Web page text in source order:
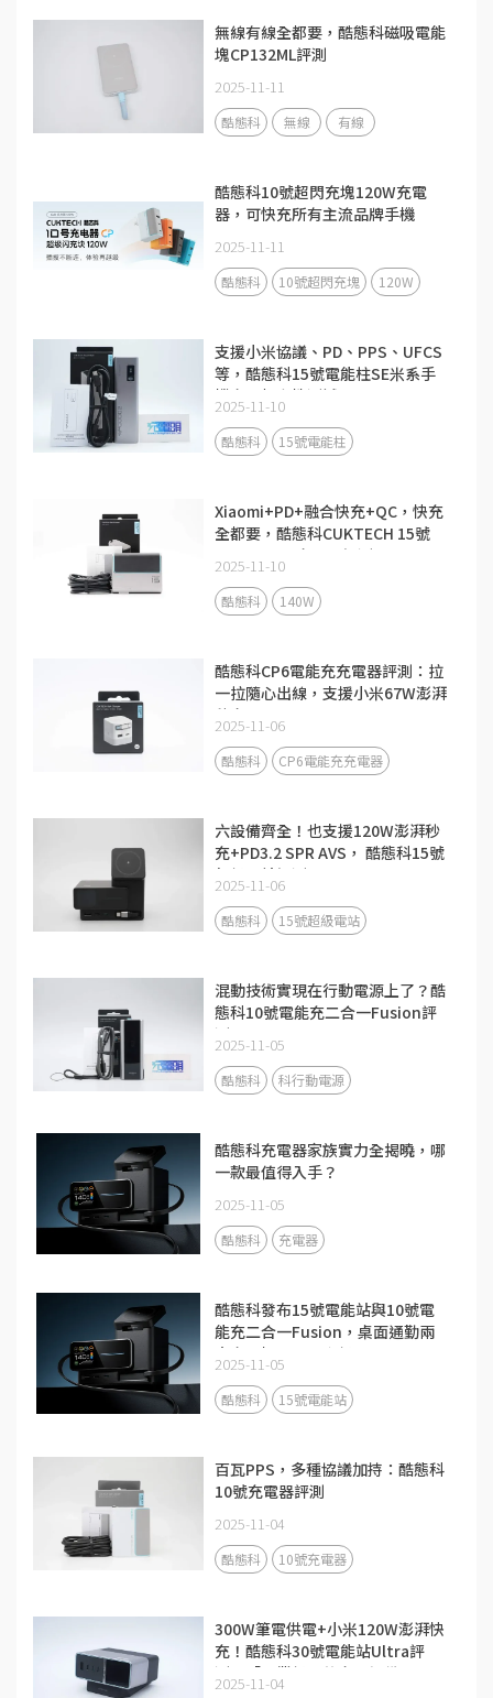
無線有線全都要，酷態科磁吸電能
塊CP132ML評測
2025-11-11
酷態科 無線 有線
酷態科10號超閃充塊120W充電
器，可快充所有主流品牌手機
2025-11-11
酷態科 10號超閃充塊 120W
支援小米協議、PD、PPS、UFCS
等，酷態科15號電能柱SE米系手
機充電相容性測試
2025-11-10
酷態科 15號電能柱
Xiaomi+PD+融合快充+QC，快充
全都要，酷態科CUKTECH 15號
140W 3C1A充電器評測
2025-11-10
酷態科 140W
酷態科CP6電能充充電器評測：拉
一拉隨心出線，支援小米67W澎湃
秒充！
2025-11-06
酷態科 CP6電能充充電器
六設備齊全！也支援120W澎湃秒
充+PD3.2 SPR AVS， 酷態科15號
超級電站評測
2025-11-06
酷態科 15號超級電站
混動技術實現在行動電源上了？酷
態科10號電能充二合一Fusion評
測
2025-11-05
酷態科 科行動電源
酷態科充電器家族實力全揭曉，哪
一款最值得入手？
2025-11-05
酷態科 充電器
酷態科發布15號電能站與10號電
能充二合一Fusion，桌面通勤兩
大充電場景全面升級
2025-11-05
酷態科 15號電能站
百瓦PPS，多種協議加持：酷態科
10號充電器評測
2025-11-04
酷態科 10號充電器
300W筆電供電+小米120W澎湃快
充！酷態科30號電能站Ultra評
測：「畢業級」的充電設備
2025-11-04